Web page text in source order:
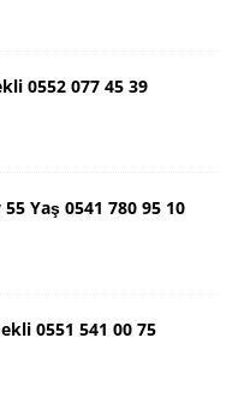
0552 077 45 39
Yaş 0541 780 95 10
0551 541 00 75